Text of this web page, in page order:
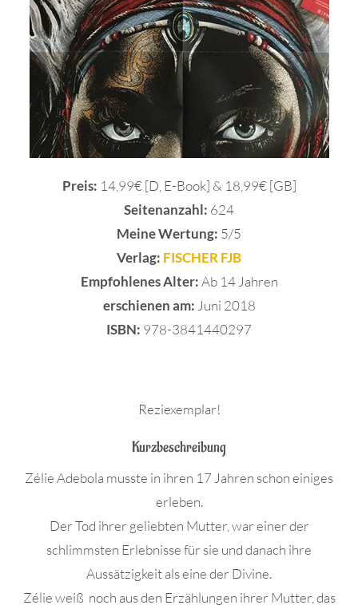
Preis: 14,99€ [D, E-Book] & 18,99€ [GB]
Seitenanzahl: 624
Meine Wertung: 5/5
Verlag: FISCHER FJB
Empfohlenes Alter:Ab 14 Jahren
erschienen am:Juni 2018
ISBN: 978-3841440297
Reziexemplar!
Kurzbeschreibung
Zélie Adebola musste in ihren 17 Jahren schon einiges
erleben.
Der Tod ihrer geliebten Mutter, war einer der
schlimmsten Erlebnisse für sie und danach ihre
Aussätzigkeit als eine der Divine.
Zélie weiß noch aus den Erzählungen ihrer Mutter, das